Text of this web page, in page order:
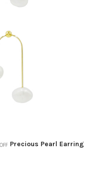
Precious Pearl Earring